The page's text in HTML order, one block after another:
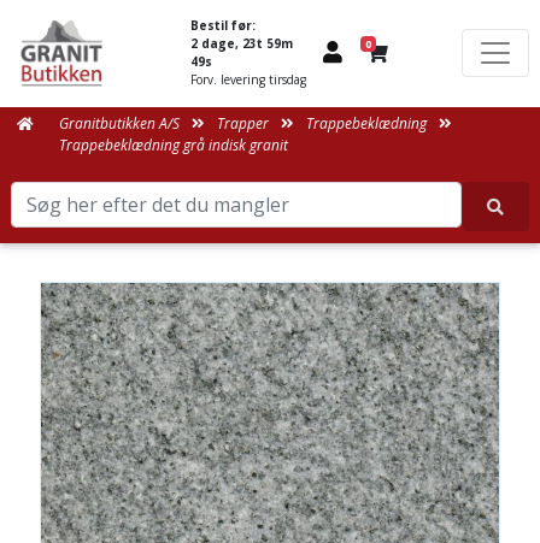
Bestil før:
2 dage, 23t 59m
49s
Forv. levering tirsdag
0
Granitbutikken A/S Trapper
Trappebeklædning
Trappebeklædning grå indisk granit